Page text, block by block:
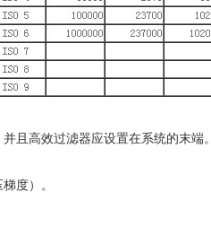
且高效过滤器应设置在系统的末端。
度）。